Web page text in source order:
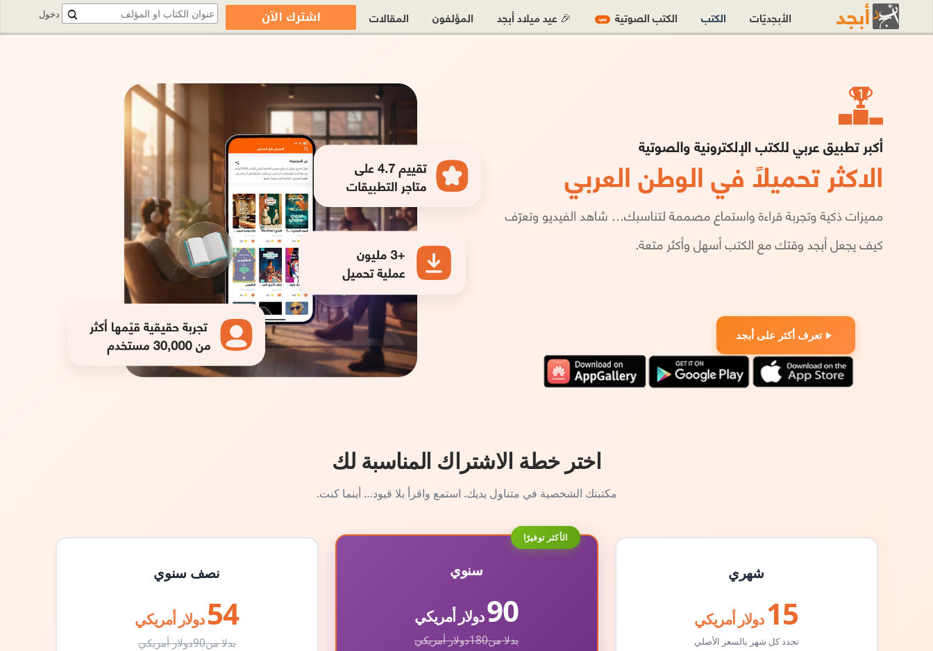
تعرف أكثر على أبجد
اختر خطة الاشتراك المناسبة لك
مكتبتك الشخصية في متناول يديك. استمع واقرأ بلا قيود… أينما كنت.
شهري
15 دولار أمريكي
تجدد كل شهر بالسعر الأصلي
الأكثر توفيرًا
سنوي
90دولار أمريكي
بدلا من180دولار أمريكي
نصف سنوي
54 دولار أمريكي
بدلا من90دولار أمريكي
دخول الأبجديّات الكتب الكتب الصوتية جديد 🎉 عيد ميلاد أبجد المؤلفون المقالات اشترك الآن